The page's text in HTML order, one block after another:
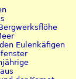
Eulenkäfigen